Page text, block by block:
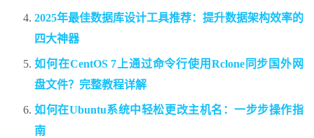
2025年最佳数据库设计工具推荐：提升数据架构效率的
四大神器
如何在CentOS 7上通过命令行使用Rclone同步国外网
盘文件？完整教程详解
如何在Ubuntu系统中轻松更改主机名：一步步操作指
南